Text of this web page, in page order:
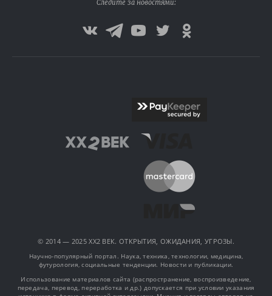
Следите за новостями:
© 2014 — 2025 XX2 ВЕК. ОТКРЫТИЯ, ОЖИДАНИЯ, УГРОЗЫ.
Научно-популярный портал. Наука, техника, технологии, медицина,
футурология, социальные тенденции. Новости и публикации.
Использование материалов сайта (распространение, воспроизведение,
передача, перевод, переработка и др.) допускается при условии указания